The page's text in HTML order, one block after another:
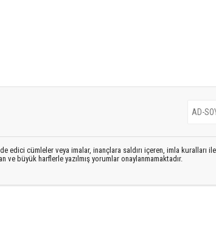
edici cümleler veya imalar, inançlara saldırı içeren, imla kuralları ile
ve büyük harflerle yazılmış yorumlar onaylanmamaktadır.